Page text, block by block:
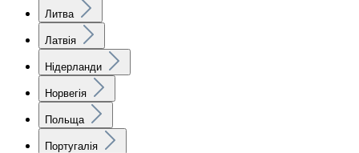
Литва
Латвія
Нідерланди
Норвегія
Польща
Португалія